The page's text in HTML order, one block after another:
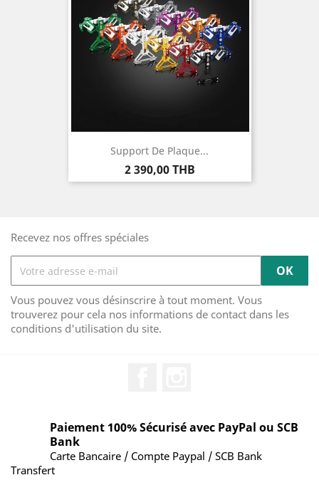
Support De Plaque...
Prix
2 390,00 THB
Recevez nos offres spéciales
Vous pouvez vous désinscrire à tout moment. Vous
trouverez pour cela nos informations de contact dans les
conditions d'utilisation du site.
Paiement 100% Sécurisé avec PayPal ou SCB
Bank
Carte Bancaire / Compte Paypal / SCB Bank
Transfert